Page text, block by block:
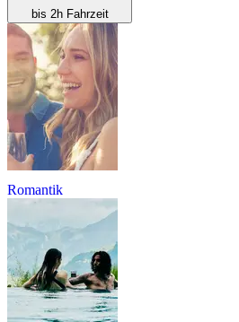
bis 2h Fahrzeit
Romantik